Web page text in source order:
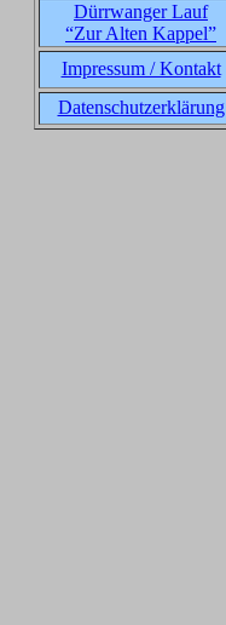
Dürrwanger Lauf
“Zur Alten Kappel”
Impressum / Kontakt
Datenschutzerklärung